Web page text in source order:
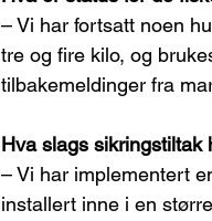
– Vi har fortsatt noen
tre og fire kilo, og
tilbakemeldinger fra
Hva slags sikringstiltak
– Vi har implementert
installert inne i en